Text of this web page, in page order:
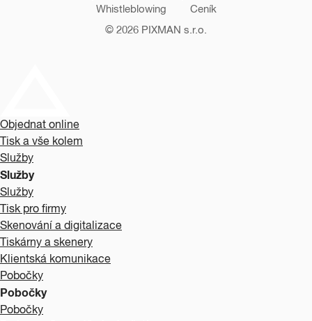
Whistleblowing
Ceník
© 2026 PIXMAN s.r.o.
Objednat online
Tisk a vše kolem
Služby
Služby
Služby
Tisk pro firmy
Skenování a digitalizace
Tiskárny a skenery
Klientská komunikace
Pobočky
Pobočky
Pobočky